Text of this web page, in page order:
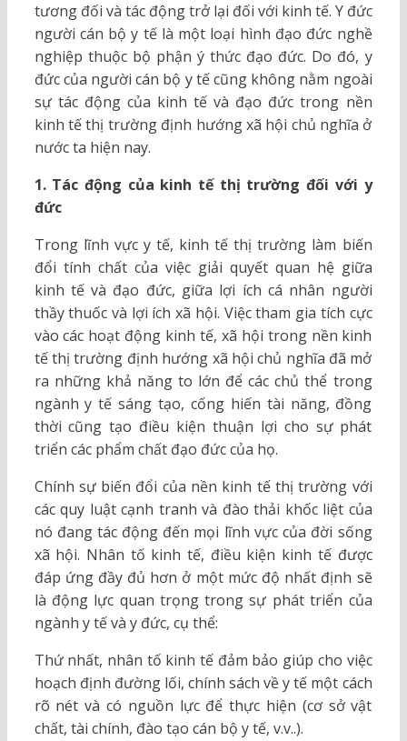
tương đối và tác động trở lại đối với kinh tế. Y đức
người cán bộ y tế là một loại hình đạo đức nghề
nghiệp thuộc bộ phận ý thức đạo đức. Do đó, y
đức của người cán bộ y tế cũng không nằm ngoài
sự tác động của kinh tế và đạo đức trong nền
kinh tế thị trường định hướng xã hội chủ nghĩa ở
nước ta hiện nay.
1. Tác động của kinh tế thị trường đối với y
đức
Trong lĩnh vực y tế, kinh tế thị trường làm biến
đổi tính chất của việc giải quyết quan hệ giữa
kinh tế và đạo đức, giữa lợi ích cá nhân người
thầy thuốc và lợi ích xã hội. Việc tham gia tích cực
vào các hoạt động kinh tế, xã hội trong nền kinh
tế thị trường định hướng xã hội chủ nghĩa đã mở
ra những khả năng to lớn để các chủ thể trong
ngành y tế sáng tạo, cống hiến tài năng, đồng
thời cũng tạo điều kiện thuận lợi cho sự phát
triển các phẩm chất đạo đức của họ.
Chính sự biến đổi của nền kinh tế thị trường với
các quy luật cạnh tranh và đào thải khốc liệt của
nó đang tác động đến mọi lĩnh vực của đời sống
xã hội. Nhân tố kinh tế, điều kiện kinh tế được
đáp ứng đầy đủ hơn ở một mức độ nhất định sẽ
là động lực quan trọng trong sự phát triển của
ngành y tế và y đức, cụ thể:
Thứ nhất, nhân tố kinh tế đảm bảo giúp cho việc
hoạch định đường lối, chính sách về y tế một cách
rõ nét và có nguồn lực để thực hiện (cơ sở vật
chất, tài chính, đào tạo cán bộ y tế, v.v..).